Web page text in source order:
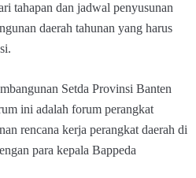
tahapan dan jadwal penyusunan
daerah tahunan yang harus
Setda Provinsi Banten
ini adalah forum perangkat
rencana kerja perangkat daerah di
para kepala Bappeda